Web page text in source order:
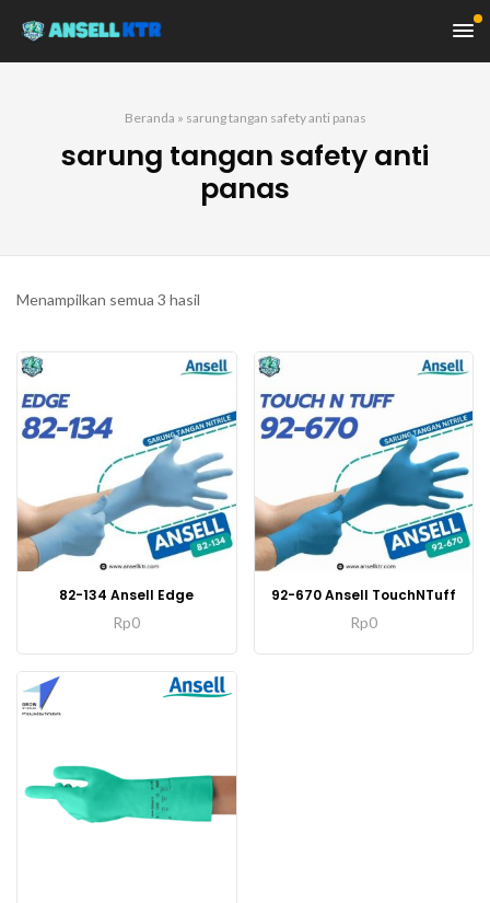
Beranda » sarung tangan safety anti panas
sarung tangan safety anti
panas
Menampilkan semua 3 hasil
yang
terbaru
82-134 Ansell Edge
Rp0
92-670 Ansell TouchNTuff
Rp0